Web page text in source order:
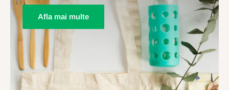
Afla mai multe